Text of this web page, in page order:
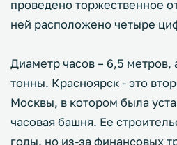
проведено торжественное
ней расположено четыре
Диаметр часов – 6,5 метров,
тонны. Красноярск - это
Москвы, в котором была
часовая башня. Ее
годы, но из-за финансовых